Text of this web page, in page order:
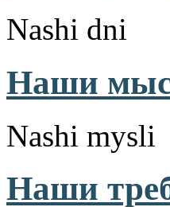
Nashi dni
Наши
Nashi mysli
Наши